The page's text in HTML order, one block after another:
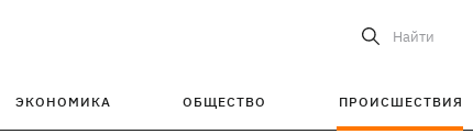
Найти
ЭКОНОМИКА ОБЩЕСТВО ПРОИСШЕСТВИЯ